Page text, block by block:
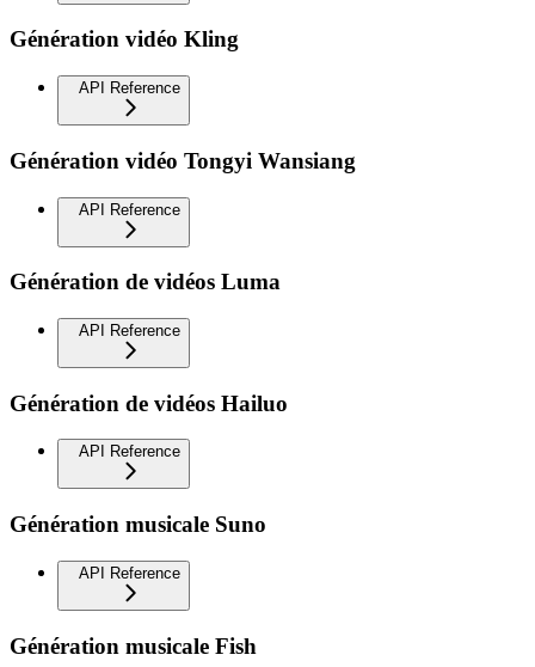
Génération vidéo Kling
API Reference
Génération vidéo Tongyi Wansiang
API Reference
Génération de vidéos Luma
API Reference
Génération de vidéos Hailuo
API Reference
Génération musicale Suno
API Reference
Génération musicale Fish